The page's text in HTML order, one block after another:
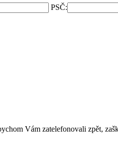
PSČ:
Vám zatelefonovali zpět,